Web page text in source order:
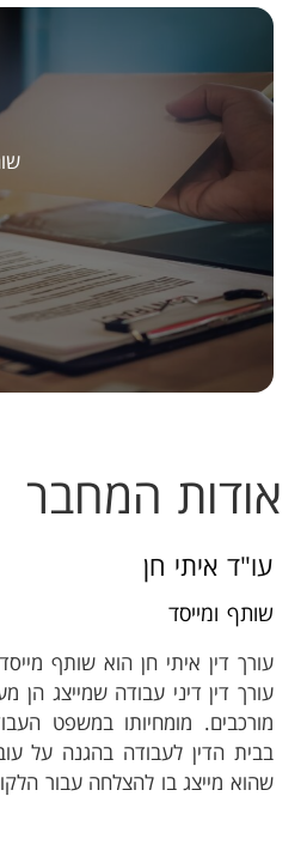
אודות המחבר
עו"ד איתי חן
שותף ומייסד
עורך דין איתי חן הוא שותף
עורך דין דיני עבודה שמייצג הן
מורכבים. מומחיותו במשפט
בבית הדין לעבודה בהגנה על
שהוא מייצג בו להצלחה עבור